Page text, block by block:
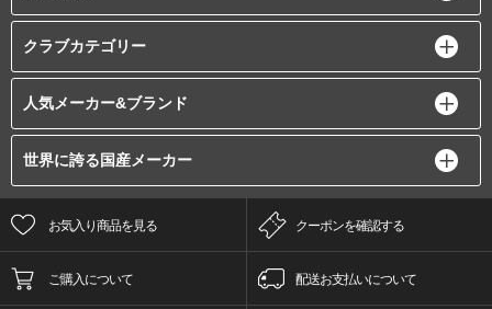
クラブカテゴリー
人気メーカー&ブランド
世界に誇る国産メーカー
お気入り商品を見る クーポンを確認する
ご購入について 配送お支払いについて